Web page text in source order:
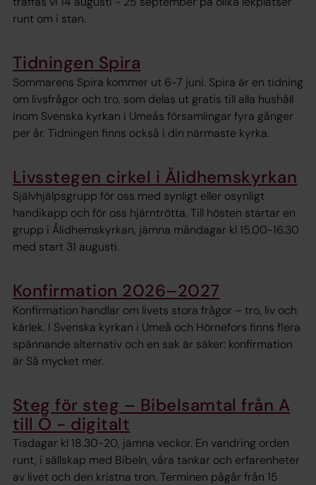
runt om i stan.
Tidningen Spira
Sommarens Spira kommer ut 6-7 juni. Spira är en tidning
om livsfrågor och tro, som delas ut gratis till alla hushåll
inom Svenska kyrkan i Umeås församlingar fyra gånger
per år. Tidningen finns också i din närmaste kyrka.
Livsstegen cirkel i Ålidhemskyrkan
Självhjälpsgrupp för oss med synligt eller osynligt
handikapp och för oss hjärntrötta. Till hösten startar en
grupp i Ålidhemskyrkan, jämna måndagar kl 15.00-16.30
med start 31 augusti.
Konfirmation 2026–2027
Konfirmation handlar om livets stora frågor – tro, liv och
kärlek. I Svenska kyrkan i Umeå och Hörnefors finns flera
spännande alternativ och en sak är säker: konfirmation
är Så mycket mer.
Steg för steg – Bibelsamtal från A
till Ö - digitalt
Tisdagar kl 18.30-20, jämna veckor. En vandring orden
runt, i sällskap med Bibeln, våra tankar och erfarenheter
av livet och den kristna tron. Terminen pågår från 15